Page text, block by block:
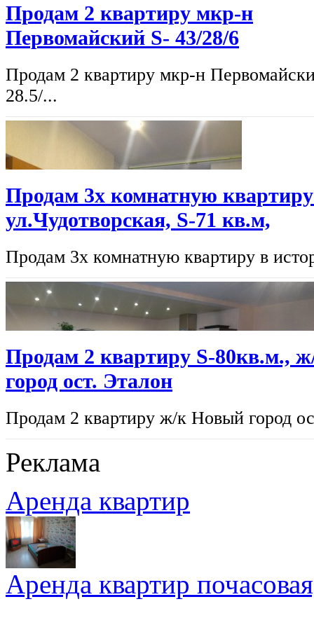
Продам 2 квартиру мкр-н
Первомайский S- 43/28/6
Продам 2 квартиру мкр-н
28.5/...
Продам 3х комнатную
ул.Чудотворская, S-71 кв.м,
Продам 3х комнатную квартиру в
Продам 2 квартиру S-80кв.м.,
город ост. Эталон
Продам 2 квартиру ж/к Новый город
Реклама
Аренда квартир
Аренда квартир